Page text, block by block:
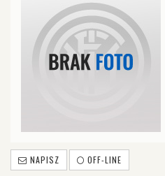
NAPISZ OFF-LINE